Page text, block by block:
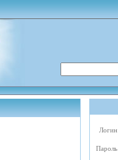
Логин
Пароль